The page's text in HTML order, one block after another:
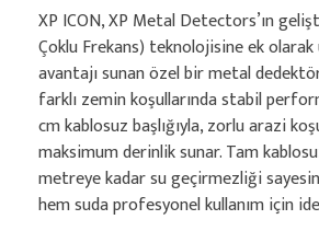
XP ICON, XP Metal Detectors’ın
Çoklu Frekans) teknolojisine ek
avantajı sunan özel bir metal
farklı zemin koşullarında stabil
cm kablosuz başlığıyla, zorlu arazi
maksimum derinlik sunar. Tam
metreye kadar su geçirmezliği
hem suda profesyonel kullanım için